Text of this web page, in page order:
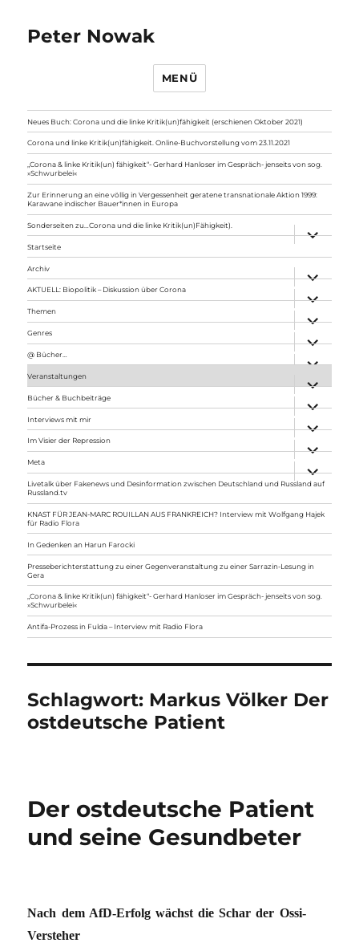
Peter Nowak
MENÜ
Neues Buch: Corona und die linke Kritik(un)fähigkeit (erschienen Oktober 2021)
Corona und linke Kritik(un)fähigkeit. Online-Buchvorstellung vom 23.11.2021
„Corona & linke Kritik(un) fähigkeit“- Gerhard Hanloser im Gespräch- jenseits von sog.
»Schwurbelei«
Zur Erinnerung an eine völlig in Vergessenheit geratene transnationale Aktion 1999:
Karawane indischer Bauer*innen in Europa
Sonderseiten zu…Corona und die linke Kritik(un)Fähigkeit).
anzeigen
Startseite
Archiv
anzeigen
AKTUELL: Biopolitik – Diskussion über Corona
anzeigen
Themen
anzeigen
Genres
anzeigen
@ Bücher…
Veranstaltungen
anzeigen
Bücher & Buchbeiträge
anzeigen
Interviews mit mir
anzeigen
Im Visier der Repression
anzeigen
Meta
anzeigen
Livetalk über Fakenews und Desinformation zwischen Deutschland und Russland auf
Russland.tv
KNAST FÜR JEAN-MARC ROUILLAN AUS FRANKREICH? Interview mit Wolfgang Hajek
für Radio Flora
In Gedenken an Harun Farocki
Presseberichterstattung zu einer Gegenveranstaltung zu einer Sarrazin-Lesung in
Gera
„Corona & linke Kritik(un) fähigkeit“- Gerhard Hanloser im Gespräch- jenseits von sog.
»Schwurbelei«
Antifa-Prozess in Fulda – Interview mit Radio Flora
Schlagwort: Markus Völker Der
ostdeutsche Patient
Der ostdeutsche Patient
und seine Gesundbeter
Nach dem AfD-Erfolg wächst die Schar der Ossi-
Versteher